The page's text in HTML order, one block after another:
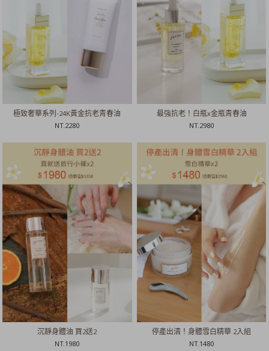
極致奢華系列-24K黃金抗老青春油
NT.2280
最強抗老！白瓶x金瓶青春油
NT.2980
沉靜身體油 買2送2
NT.1980
停產出清！身體雪白精華 2入組
NT.1480